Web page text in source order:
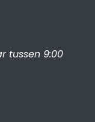
tussen 9:00